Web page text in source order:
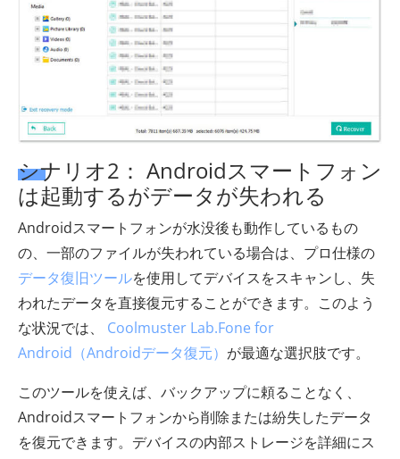
シナリオ2： Androidスマートフォン
は起動するがデータが失われる
Androidスマートフォンが水没後も動作しているもの
の、一部のファイルが失われている場合は、プロ仕様の
データ復旧ツールを使用してデバイスをスキャンし、失
われたデータを直接復元することができます。このよう
な状況では、 Coolmuster Lab.Fone for
Android（Androidデータ復元） が最適な選択肢です。
このツールを使えば、バックアップに頼ることなく、
Androidスマートフォンから削除または紛失したデータ
を復元できます。デバイスの内部ストレージを詳細にス